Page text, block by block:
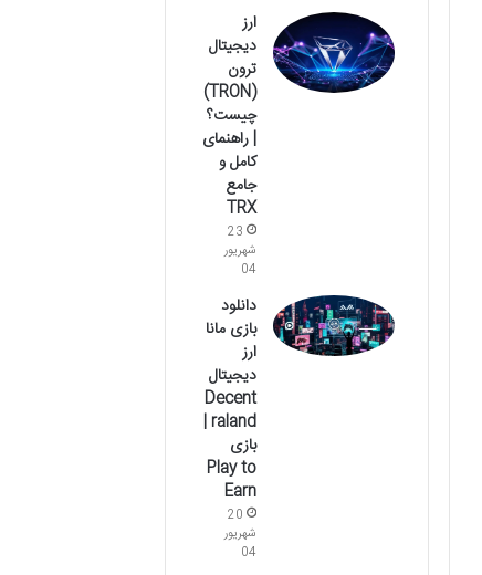
ارز
دیجیتال
ترون
(TRON)
چیست؟
| راهنمای
کامل و
جامع
TRX
23
شهریور
04
دانلود
بازی مانا
ارز
دیجیتال
Decent
raland |
بازی
Play to
Earn
20
شهریور
04